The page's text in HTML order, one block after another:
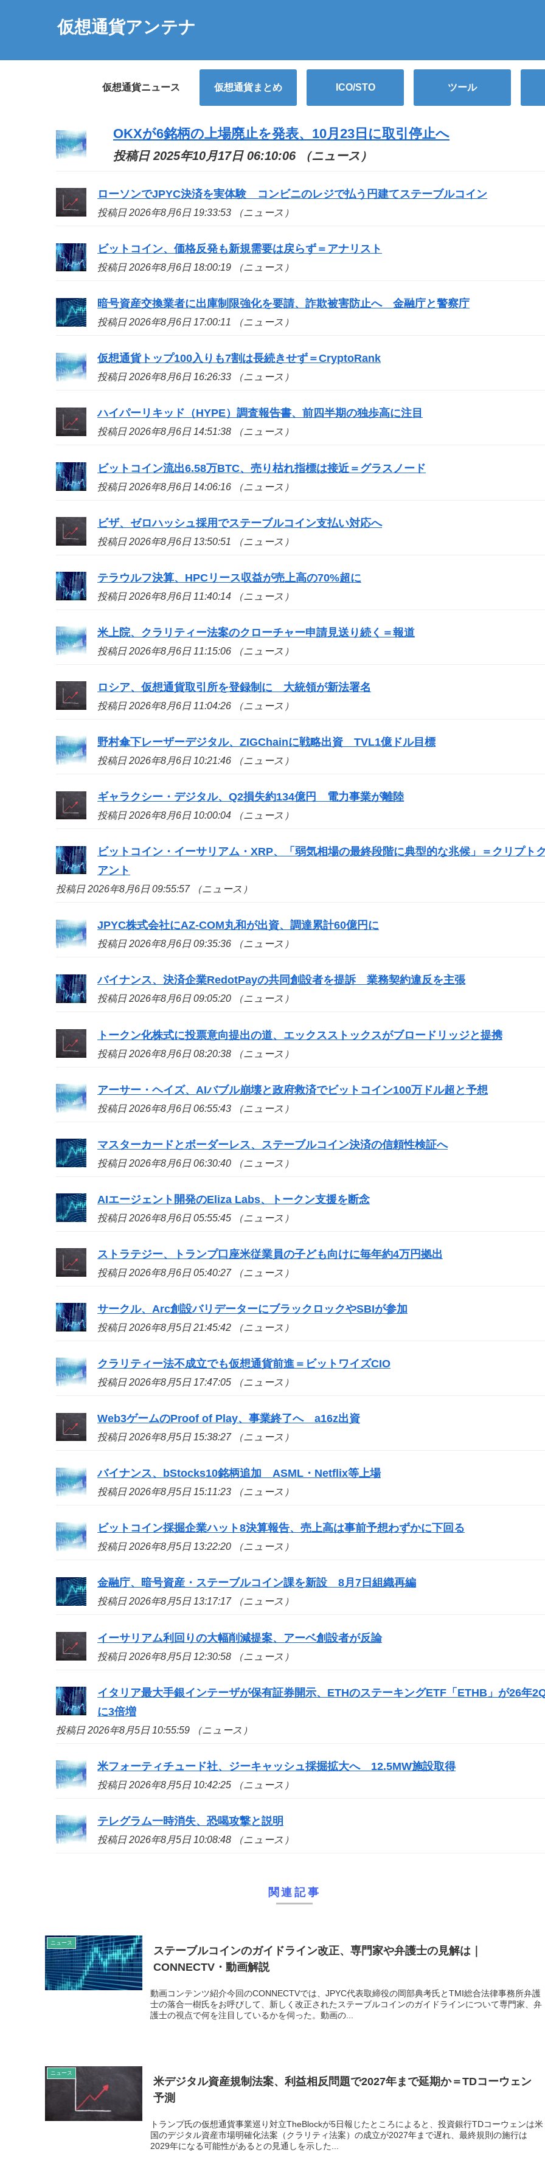
仮想通貨アンテナ
仮想通貨ニュース 仮想通貨まとめ ICO/STO ツール
OKXが6銘柄の上場廃止を発表、10月23日に取引停止へ
投稿日 2025年10月17日 06:10:06 （ニュース）
ローソンでJPYC決済を実体験 コンビニのレジで払う円建てステーブルコイン
投稿日 2026年8月6日 19:33:53 （ニュース）
ビットコイン、価格反発も新規需要は戻らず＝アナリスト
投稿日 2026年8月6日 18:00:19 （ニュース）
暗号資産交換業者に出庫制限強化を要請、詐欺被害防止へ 金融庁と警察庁
投稿日 2026年8月6日 17:00:11 （ニュース）
仮想通貨トップ100入りも7割は長続きせず＝CryptoRank
投稿日 2026年8月6日 16:26:33 （ニュース）
ハイパーリキッド（HYPE）調査報告書、前四半期の独歩高に注目
投稿日 2026年8月6日 14:51:38 （ニュース）
ビットコイン流出6.58万BTC、売り枯れ指標は接近＝グラスノード
投稿日 2026年8月6日 14:06:16 （ニュース）
ビザ、ゼロハッシュ採用でステーブルコイン支払い対応へ
投稿日 2026年8月6日 13:50:51 （ニュース）
テラウルフ決算、HPCリース収益が売上高の70%超に
投稿日 2026年8月6日 11:40:14 （ニュース）
米上院、クラリティー法案のクローチャー申請見送り続く＝報道
投稿日 2026年8月6日 11:15:06 （ニュース）
ロシア、仮想通貨取引所を登録制に 大統領が新法署名
投稿日 2026年8月6日 11:04:26 （ニュース）
野村傘下レーザーデジタル、ZIGChainに戦略出資 TVL1億ドル目標
投稿日 2026年8月6日 10:21:46 （ニュース）
ギャラクシー・デジタル、Q2損失約134億円 電力事業が離陸
投稿日 2026年8月6日 10:00:04 （ニュース）
ビットコイン・イーサリアム・XRP、「弱気相場の最終段階に典型的な兆候」＝クリプトク
アント
投稿日 2026年8月6日 09:55:57 （ニュース）
JPYC株式会社にAZ-COM丸和が出資、調達累計60億円に
投稿日 2026年8月6日 09:35:36 （ニュース）
バイナンス、決済企業RedotPayの共同創設者を提訴 業務契約違反を主張
投稿日 2026年8月6日 09:05:20 （ニュース）
トークン化株式に投票意向提出の道、エックスストックスがブロードリッジと提携
投稿日 2026年8月6日 08:20:38 （ニュース）
アーサー・ヘイズ、AIバブル崩壊と政府救済でビットコイン100万ドル超と予想
投稿日 2026年8月6日 06:55:43 （ニュース）
マスターカードとボーダーレス、ステーブルコイン決済の信頼性検証へ
投稿日 2026年8月6日 06:30:40 （ニュース）
AIエージェント開発のEliza Labs、トークン支援を断念
投稿日 2026年8月6日 05:55:45 （ニュース）
ストラテジー、トランプ口座米従業員の子ども向けに毎年約4万円拠出
投稿日 2026年8月6日 05:40:27 （ニュース）
サークル、Arc創設バリデーターにブラックロックやSBIが参加
投稿日 2026年8月5日 21:45:42 （ニュース）
クラリティー法不成立でも仮想通貨前進＝ビットワイズCIO
投稿日 2026年8月5日 17:47:05 （ニュース）
Web3ゲームのProof of Play、事業終了へ a16z出資
投稿日 2026年8月5日 15:38:27 （ニュース）
バイナンス、bStocks10銘柄追加 ASML・Netflix等上場
投稿日 2026年8月5日 15:11:23 （ニュース）
ビットコイン採掘企業ハット8決算報告、売上高は事前予想わずかに下回る
投稿日 2026年8月5日 13:22:20 （ニュース）
金融庁、暗号資産・ステーブルコイン課を新設 8月7日組織再編
投稿日 2026年8月5日 13:17:17 （ニュース）
イーサリアム利回りの大幅削減提案、アーベ創設者が反論
投稿日 2026年8月5日 12:30:58 （ニュース）
イタリア最大手銀インテーザが保有証券開示、ETHのステーキングETF「ETHB」が26年
に3倍増
投稿日 2026年8月5日 10:55:59 （ニュース）
米フォーティチュード社、ジーキャッシュ採掘拡大へ 12.5MW施設取得
投稿日 2026年8月5日 10:42:25 （ニュース）
テレグラム一時消失、恐喝攻撃と説明
投稿日 2026年8月5日 10:08:48 （ニュース）
関連記事
ニュース
ステーブルコインのガイドライン改正、専門家や弁護士の見解は｜
CONNECTV・動画解説
動画コンテンツ紹介今回のCONNECTVでは、JPYC代表取締役の岡部典考氏とTMI総合法律事務所弁護
士の落合一樹氏をお呼びして、新しく改正されたステーブルコインのガイドラインについて専門家、弁
護士の視点で何を注目しているかを伺った。動画の...
ニュース
米デジタル資産規制法案、利益相反問題で2027年まで延期か＝TDコーウェン
予測
トランプ氏の仮想通貨事業巡り対立TheBlockが5日報じたところによると、投資銀行TDコーウェンは米
国のデジタル資産市場明確化法案（クラリティ法案）の成立が2027年まで遅れ、最終規則の施行は
2029年になる可能性があるとの見通しを示した...